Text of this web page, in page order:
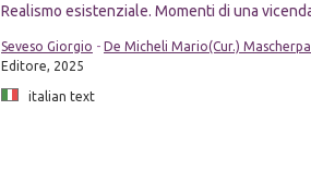
Realismo esistenziale. Momenti di una
Seveso Giorgio - De Micheli Mario(Cur.)
Editore, 2025
italian text